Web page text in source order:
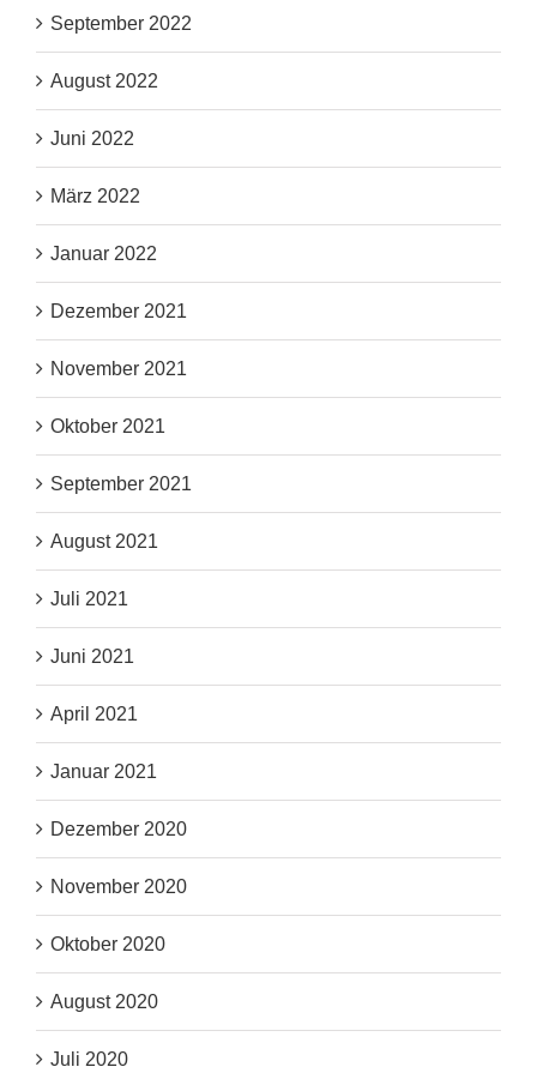
September 2022
August 2022
Juni 2022
März 2022
Januar 2022
Dezember 2021
November 2021
Oktober 2021
September 2021
August 2021
Juli 2021
Juni 2021
April 2021
Januar 2021
Dezember 2020
November 2020
Oktober 2020
August 2020
Juli 2020